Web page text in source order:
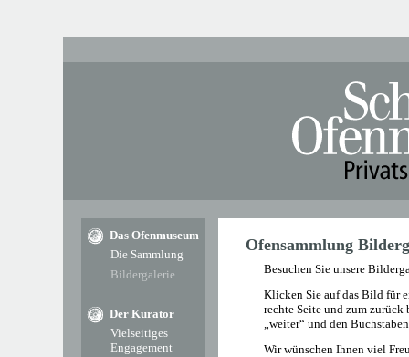
Das Ofenmuseum
Die Sammlung
Bildergalerie
Der Kurator
Vielseitiges
Engagement
Ofensammlung
Besuchen Sie unsere
Klicken Sie auf das Bild für
rechte Seite und zum zurück
„weiter“ und den
Wir wünschen Ihnen viel